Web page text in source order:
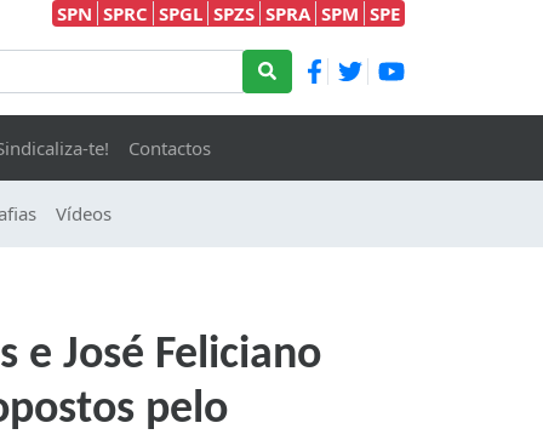
SPN SPRC SPGL SPZS SPRA SPM SPE
te! Contactos
Vídeos
e José Feliciano
pelo